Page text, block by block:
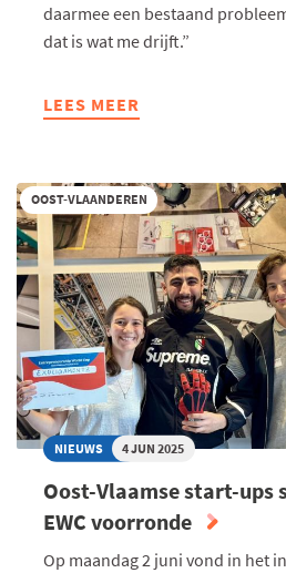
daarmee een bestaand
dat is wat me drijft.”
LEES MEER
ABOUT
AAN
EEN
TAFELTEKENING
VASTHOUDEN?
ALLEEN
PASSIE
HOUDT
JE
DAN
OVEREIND.”
OOST-VLAANDEREN
NIEUWS 4 JUN 2025
Oost-Vlaamse start-
EWC voorronde
Op maandag 2 juni vond in het